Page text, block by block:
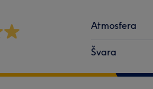
Atmosfera
Švara